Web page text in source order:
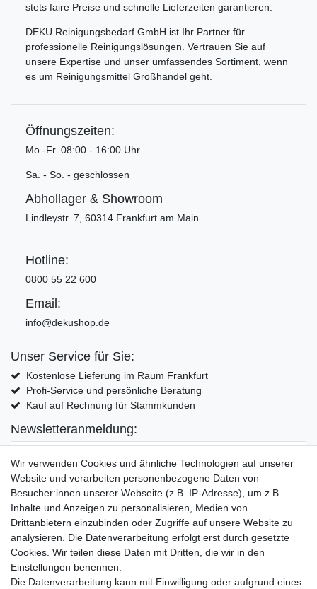
stets faire Preise und schnelle Lieferzeiten garantieren.
DEKU Reinigungsbedarf GmbH ist Ihr Partner für
professionelle Reinigungslösungen. Vertrauen Sie auf
unsere Expertise und unser umfassendes Sortiment, wenn
es um Reinigungsmittel Großhandel geht.
Öffnungszeiten:
Mo.-Fr. 08:00 - 16:00 Uhr
Sa. - So. - geschlossen
Abhollager & Showroom
Lindleystr. 7, 60314 Frankfurt am Main
Hotline:
0800 55 22 600
Email:
info@dekushop.de
Unser Service für Sie:
Kostenlose Lieferung im Raum Frankfurt
Profi-Service und persönliche Beratung
Kauf auf Rechnung für Stammkunden
Newsletteranmeldung:
E-MAIL **
Hiermit bestätige ich, dass ich die Daten­schutz­erklärung
Einwilligung kann ich jederzeit widerrufen.**
Abonnieren
** Hierbei handelt es sich um ein Pflichtfeld.
Wir verwenden Cookies und ähnliche Technologien auf unserer
Website und verarbeiten personenbezogene Daten von
Besucher:innen unserer Webseite (z.B. IP-Adresse), um z.B.
Inhalte und Anzeigen zu personalisieren, Medien von
Drittanbietern einzubinden oder Zugriffe auf unsere Website zu
analysieren. Die Datenverarbeitung erfolgt erst durch gesetzte
Cookies. Wir teilen diese Daten mit Dritten, die wir in den
Einstellungen benennen.
Die Datenverarbeitung kann mit Einwilligung oder aufgrund eines